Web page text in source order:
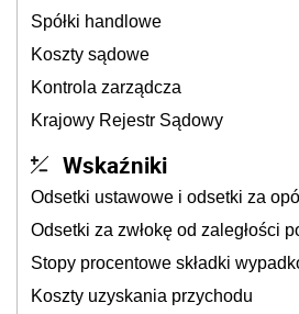
Spółki handlowe
Koszty sądowe
Kontrola zarządcza
Krajowy Rejestr Sądowy
Wskaźniki
Odsetki ustawowe i odsetki za
Odsetki za zwłokę od zaległości
Stopy procentowe składki
Koszty uzyskania przychodu